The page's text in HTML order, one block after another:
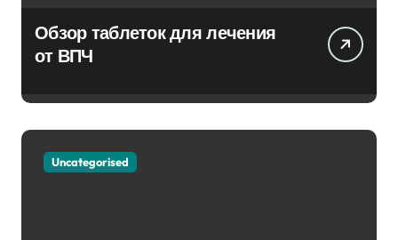
Обзор таблеток для лечения
от ВПЧ
Uncategorised